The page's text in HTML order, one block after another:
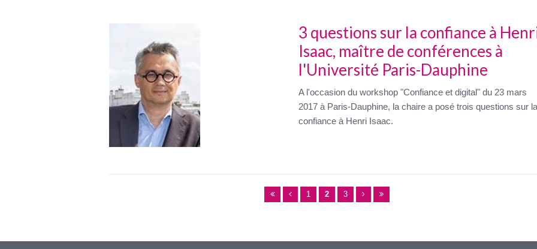
3 questions sur la confiance à
Isaac, maître de conférences à
l'Université Paris-Dauphine
A l'occasion du workshop "Confiance et digital" du 23 mars
2017 à Paris-Dauphine, la chaire a posé trois questions sur la
confiance à Henri Isaac.
1 2 3